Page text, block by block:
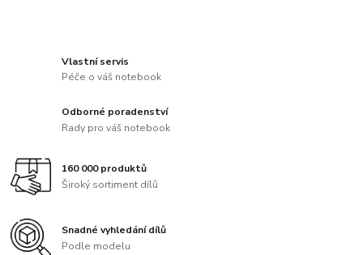
Vlastní servis
Péče o váš notebook
Odborné poradenství
Rady pro váš notebook
160 000 produktů
Široký sortiment dílů
Snadné vyhledání dílů
Podle modelu